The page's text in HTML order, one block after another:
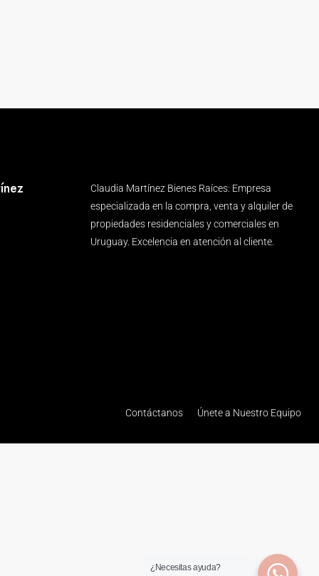
Claudia Martínez Bienes Raíces: Empresa
especializada en la compra, venta y alquiler de
propiedades residenciales y comerciales en
Uruguay. Excelencia en atención al cliente.
Contáctanos Únete a Nuestro Equipo
¿Necesitas ayuda?